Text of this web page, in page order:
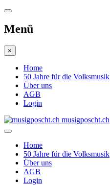
Menü
×
Home
50 Jahre für die Volksmusik
Über uns
AGB
Login
musigposcht.ch
Home
50 Jahre für die Volksmusik
Über uns
AGB
Login